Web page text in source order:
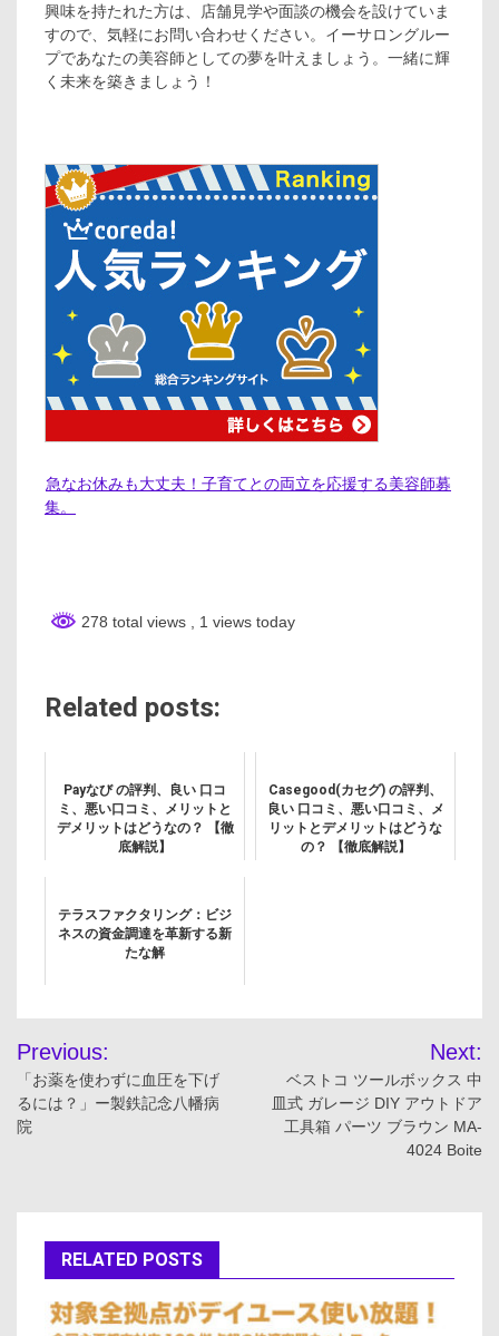
興味を持たれた方は、店舗見学や面談の機会を設けていま
すので、気軽にお問い合わせください。イーサロングルー
プであなたの美容師としての夢を叶えましょう。一緒に輝
く未来を築きましょう！
急なお休みも大丈夫！子育てとの両立を応援する美容師募
集。
278 total views , 1 views today
Related posts:
Payなび の評判、良い 口コ
ミ、悪い口コミ、メリットと
デメリットはどうなの？ 【徹
底解説】
Casegood(カセグ) の評判、
良い 口コミ、悪い口コミ、メ
リットとデメリットはどうな
の？ 【徹底解説】
テラスファクタリング：ビジ
ネスの資金調達を革新する新
たな解
投
稿
ナ
ー
シ
Previous:
「お薬を使わずに血圧を下げ
るには？」ー製鉄記念八幡病
院
Next:
ベストコ ツールボックス 中
皿式 ガレージ DIY アウトドア
工具箱 パーツ ブラウン MA-
4024 Boite
RELATED POSTS